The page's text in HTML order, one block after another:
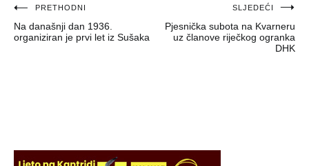
Navigacija
objava
PRETHODNI
Na današnji dan 1936.
organiziran je prvi let iz Sušaka
SLJEDEĆI
Pjesnička subota na Kvarneru
uz članove riječkog ogranka
DHK